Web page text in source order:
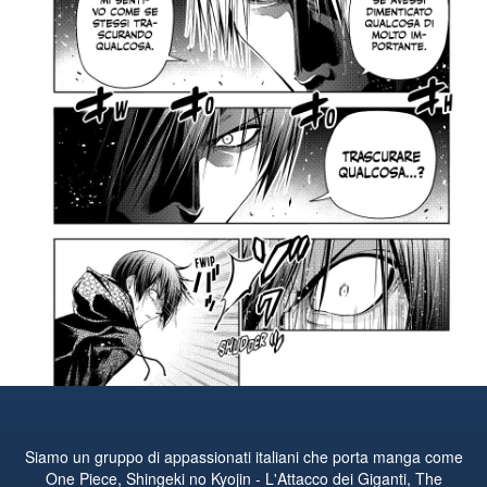
Siamo un gruppo di appassionati italiani che porta manga come
One Piece, Shingeki no Kyojin - L'Attacco dei Giganti, The